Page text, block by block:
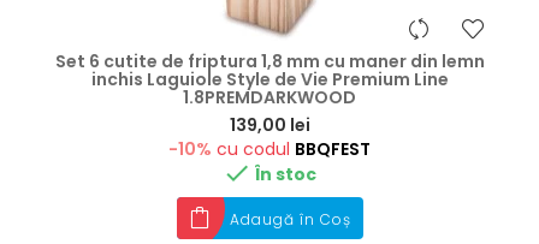
Set 6 cutite de friptura 1,8 mm cu maner din lemn
inchis Laguiole Style de Vie Premium Line
1.8PREMDARKWOOD
139,00 lei
-10% cu codul BBQFEST
 În stoc
Adaugă în Coș